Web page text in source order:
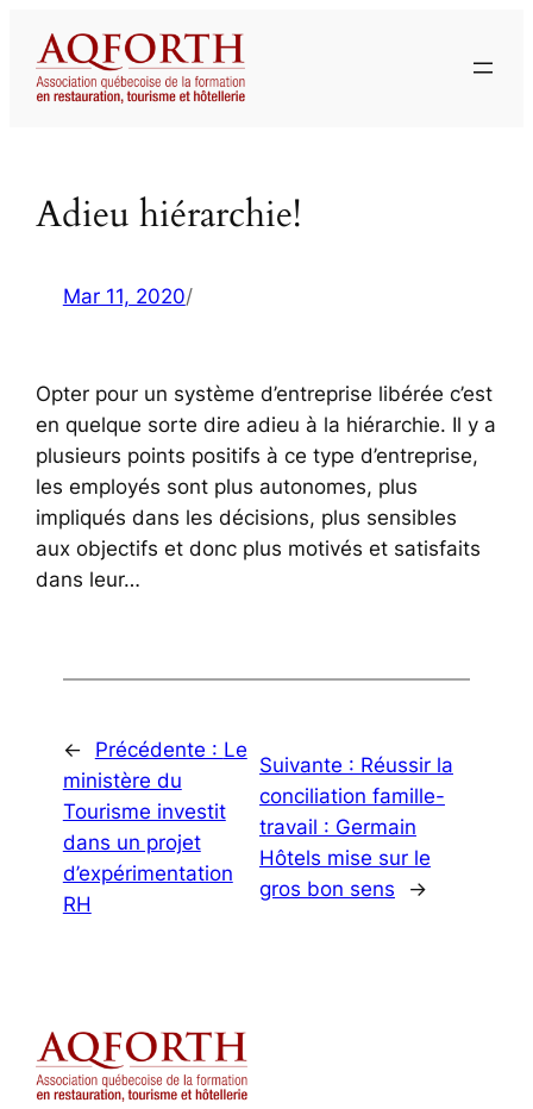
contenu
Adieu hiérarchie!
Mar 11, 2020/
Opter pour un système d’entreprise libérée c’est
en quelque sorte dire adieu à la hiérarchie. Il y a
plusieurs points positifs à ce type d’entreprise,
les employés sont plus autonomes, plus
impliqués dans les décisions, plus sensibles
aux objectifs et donc plus motivés et satisfaits
dans leur…
← Précédente : Le
ministère du
Tourisme investit
dans un projet
d’expérimentation
RH
Suivante : Réussir la
conciliation famille-
travail : Germain
Hôtels mise sur le
gros bon sens
→